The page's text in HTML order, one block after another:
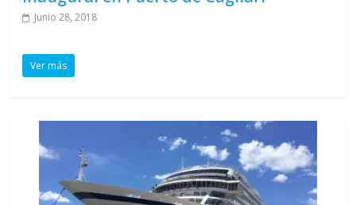
Junio 28, 2018
Ver más